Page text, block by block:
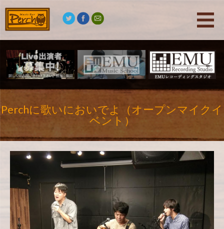
Perchに歌いにおいでよ（オープンマイクイ
ベント）